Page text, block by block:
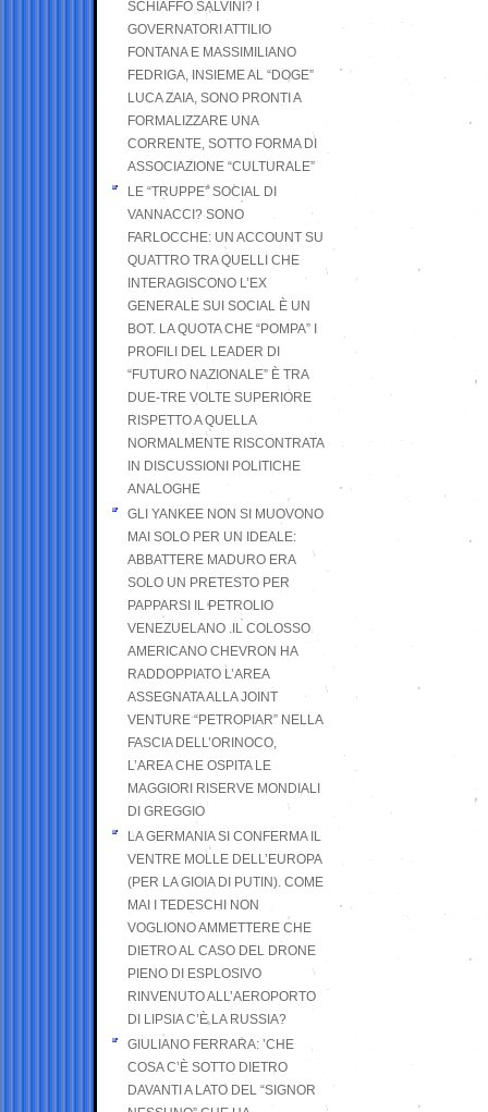
SCHIAFFO SALVINI? I
GOVERNATORI ATTILIO
FONTANA E MASSIMILIANO
FEDRIGA, INSIEME AL “DOGE”
LUCA ZAIA, SONO PRONTI A
FORMALIZZARE UNA
CORRENTE, SOTTO FORMA DI
ASSOCIAZIONE “CULTURALE”
LE “TRUPPE” SOCIAL DI
VANNACCI? SONO
FARLOCCHE: UN ACCOUNT SU
QUATTRO TRA QUELLI CHE
INTERAGISCONO L’EX
GENERALE SUI SOCIAL È UN
BOT. LA QUOTA CHE “POMPA” I
PROFILI DEL LEADER DI
“FUTURO NAZIONALE” È TRA
DUE-TRE VOLTE SUPERIORE
RISPETTO A QUELLA
NORMALMENTE RISCONTRATA
IN DISCUSSIONI POLITICHE
ANALOGHE
GLI YANKEE NON SI MUOVONO
MAI SOLO PER UN IDEALE:
ABBATTERE MADURO ERA
SOLO UN PRETESTO PER
PAPPARSI IL PETROLIO
VENEZUELANO .IL COLOSSO
AMERICANO CHEVRON HA
RADDOPPIATO L’AREA
ASSEGNATA ALLA JOINT
VENTURE “PETROPIAR” NELLA
FASCIA DELL’ORINOCO,
L’AREA CHE OSPITA LE
MAGGIORI RISERVE MONDIALI
DI GREGGIO
LA GERMANIA SI CONFERMA IL
VENTRE MOLLE DELL’EUROPA
(PER LA GIOIA DI PUTIN). COME
MAI I TEDESCHI NON
VOGLIONO AMMETTERE CHE
DIETRO AL CASO DEL DRONE
PIENO DI ESPLOSIVO
RINVENUTO ALL’AEROPORTO
DI LIPSIA C’È LA RUSSIA?
GIULIANO FERRARA: ’CHE
COSA C’È SOTTO DIETRO
DAVANTI A LATO DEL “SIGNOR